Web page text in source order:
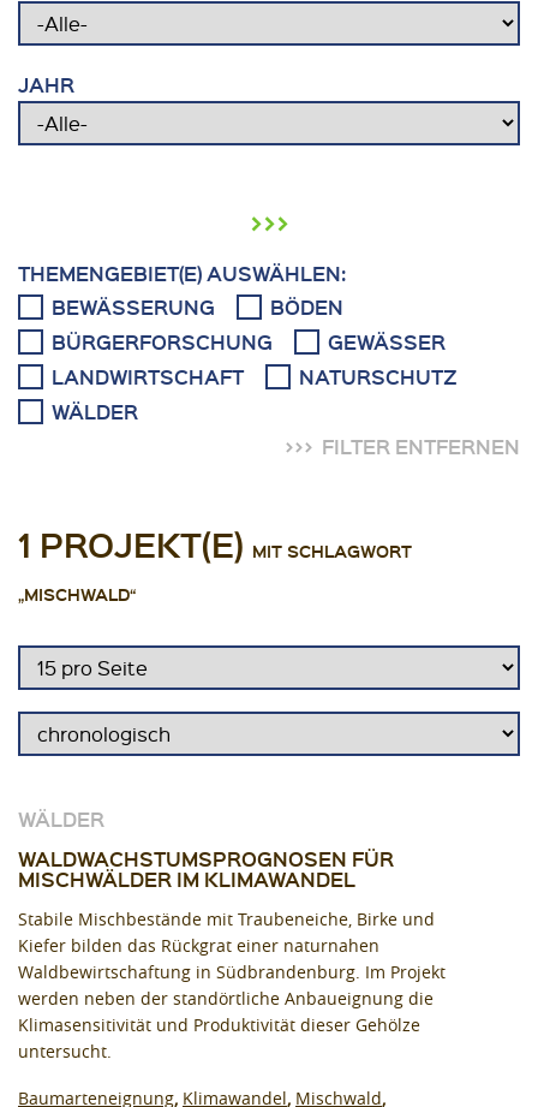
JAHR
›››
THEMENGEBIET(E) AUSWÄHLEN:
BEWÄSSERUNG
BÖDEN
BÜRGERFORSCHUNG
GEWÄSSER
LANDWIRTSCHAFT
NATURSCHUTZ
WÄLDER
FILTER ENTFERNEN
1 PROJEKT(E) MIT SCHLAGWORT
„MISCHWALD“
WÄLDER
WALDWACHSTUMSPROGNOSEN FÜR
MISCHWÄLDER IM KLIMAWANDEL
Stabile Mischbestände mit Traubeneiche, Birke und
Kiefer bilden das Rückgrat einer naturnahen
Waldbewirtschaftung in Südbrandenburg. Im Projekt
werden neben der standörtliche Anbaueignung die
Klimasensitivität und Produktivität dieser Gehölze
untersucht.
Baumarteneignung Klimawandel Mischwald